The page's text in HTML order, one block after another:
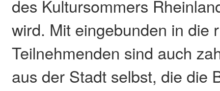
des Kultursommers
wird. Mit eingebunden in die
Teilnehmenden sind auch
aus der Stadt selbst, die die